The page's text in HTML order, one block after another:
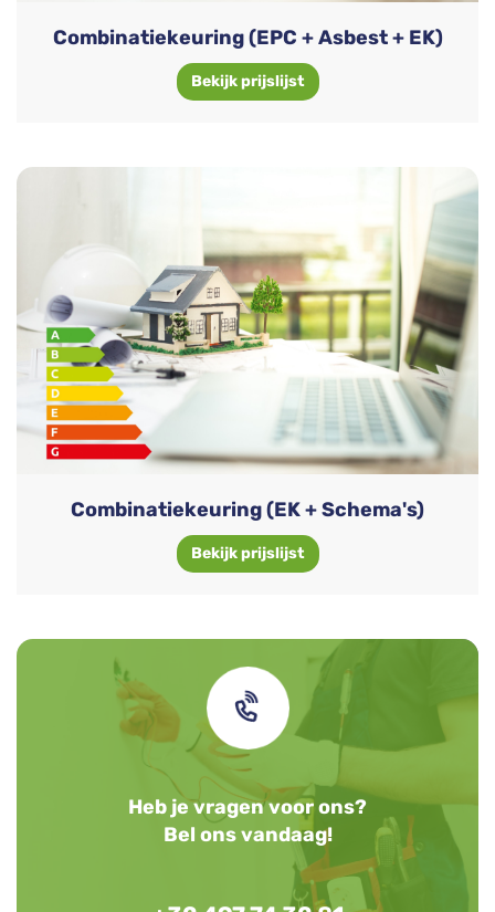
Combinatiekeuring (EPC + Asbest + EK)
Bekijk prijslijst
Combinatiekeuring (EK + Schema's)
Bekijk prijslijst
Heb je vragen voor ons?
Bel ons vandaag!